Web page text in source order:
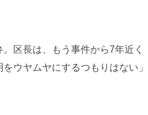
区長は、もう事件から7年近く
ウヤムヤにするつもりはない」